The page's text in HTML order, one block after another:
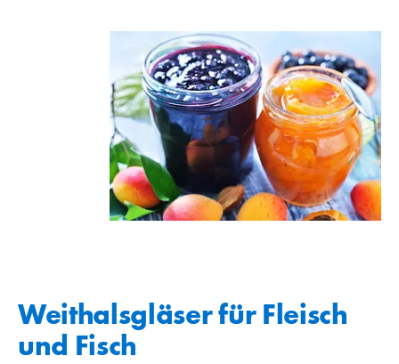
Weithalsgläser für Fleisch
und Fisch